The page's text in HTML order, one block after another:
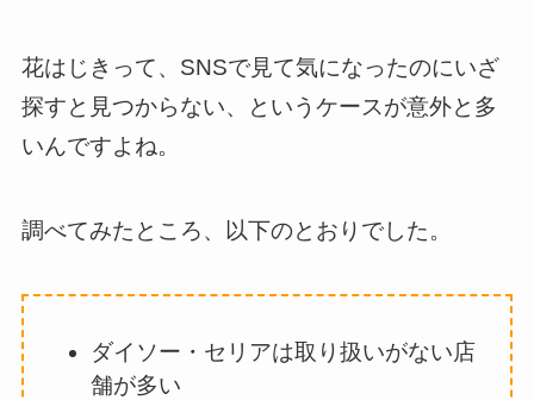
花はじきって、SNSで見て気になったのにいざ
探すと見つからない、というケースが意外と多
いんですよね。
調べてみたところ、以下のとおりでした。
ダイソー・セリアは取り扱いがない店
舗が多い